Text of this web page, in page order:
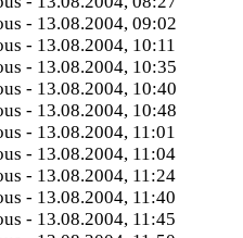
- 13.08.2004, 09:02
- 13.08.2004, 10:11
- 13.08.2004, 10:35
- 13.08.2004, 10:40
- 13.08.2004, 10:48
- 13.08.2004, 11:01
- 13.08.2004, 11:04
- 13.08.2004, 11:24
- 13.08.2004, 11:40
- 13.08.2004, 11:45